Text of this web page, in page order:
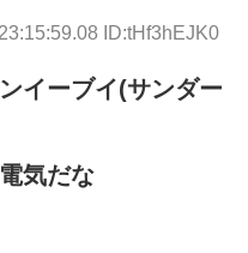
ID:tHf3hEJK0
イーブイ(サンダー
気だな